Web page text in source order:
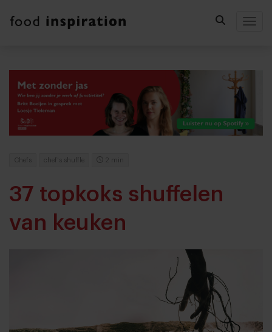
Chefs chef's shuffle 2 min
37 topkoks shuffelen
van keuken